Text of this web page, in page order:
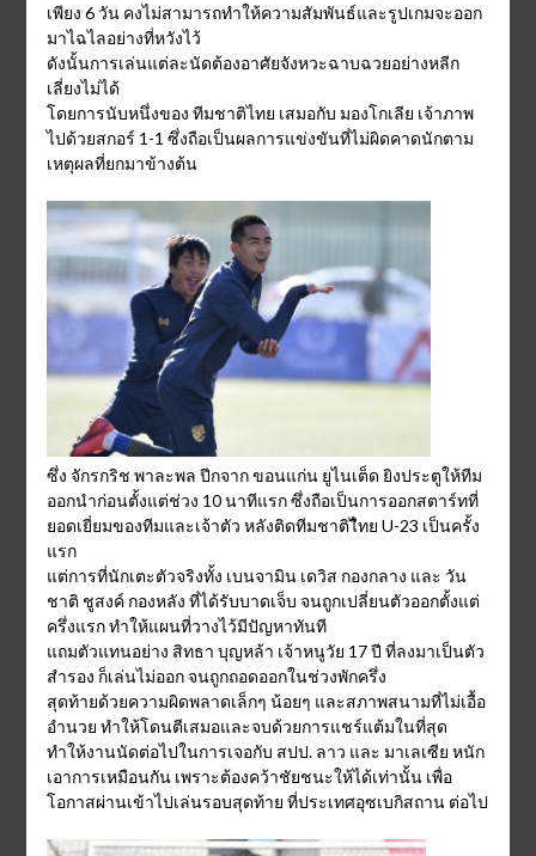
เพียง 6 วัน คงไม่สามารถทำให้ความสัมพันธ์และรูปเกมจะออก
มาไฉไลอย่างที่หวังไว้
ดังนั้นการเล่นแต่ละนัดต้องอาศัยจังหวะฉาบฉวยอย่างหลีก
เลี่ยงไม่ได้
โดยการนับหนึ่งของ ทีมชาติไทย เสมอกับ มองโกเลีย เจ้าภาพ
ไปด้วยสกอร์ 1-1 ซึ่งถือเป็นผลการแข่งขันที่ไม่ผิดคาดนักตาม
เหตุผลที่ยกมาข้างต้น
ซึ่ง จักรกริช พาละพล ปีกจาก ขอนแก่น ยูไนเต็ด ยิงประตูให้ทีม
ออกนำก่อนตั้งแต่ช่วง 10 นาทีแรก ซึ่งถือเป็นการออกสตาร์ทที่
ยอดเยี่ยมของทีมและเจ้าตัว หลังติดทีมชาติไืทย U-23 เป็นครั้ง
แรก
แต่การที่นักเตะตัวจริงทั้ง เบนจามิน เดวิส กองกลาง และ วัน
ชาติ ชูสงค์ กองหลัง ที่ได้รับบาดเจ็บ จนถูกเปลี่ยนตัวออกตั้งแต่
ครึ่งแรก ทำให้แผนที่วางไว้มีปัญหาทันที
แถมตัวแทนอย่าง สิทธา บุญหล้า เจ้าหนูวัย 17 ปี ที่ลงมาเป็นตัว
สำรอง ก็เล่นไม่ออก จนถูกถอดออกในช่วงพักครึ่ง
สุดท้ายด้วยความผิดพลาดเล็กๆ น้อยๆ และสภาพสนามที่ไม่เอื้อ
อำนวย ทำให้โดนตีเสมอและจบด้วยการแชร์แต้มในที่สุด
ทำให้งานนัดต่อไปในการเจอกับ สปป. ลาว และ มาเลเซีย หนัก
เอาการเหมือนกัน เพราะต้องคว้าชัยชนะให้ได้เท่านั้น เพื่อ
โอกาสผ่านเข้าไปเล่นรอบสุดท้าย ที่ประเทศอุซเบกิสถาน ต่อไป